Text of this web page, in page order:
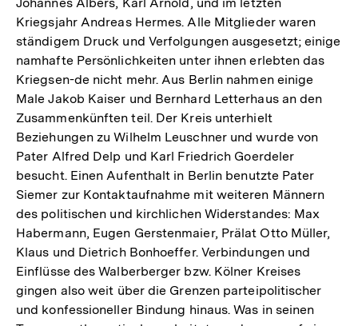
Kriegsjahr Andreas Hermes. Alle Mitglieder waren
ständigem Druck und Verfolgungen ausgesetzt; einige
namhafte Persönlichkeiten unter ihnen erlebten das
Kriegsen-de nicht mehr. Aus Berlin nahmen einige
Male Jakob Kaiser und Bernhard Letterhaus an den
Zusammenkünften teil. Der Kreis unterhielt
Beziehungen zu Wilhelm Leuschner und wurde von
Pater Alfred Delp und Karl Friedrich Goerdeler
besucht. Einen Aufenthalt in Berlin benutzte Pater
Siemer zur Kontaktaufnahme mit weiteren Männern
des politischen und kirchlichen Widerstandes: Max
Habermann, Eugen Gerstenmaier, Prälat Otto Müller,
Klaus und Dietrich Bonhoeffer. Verbindungen und
Einflüsse des Walberberger bzw. Kölner Kreises
gingen also weit über die Grenzen parteipolitischer
und konfessioneller Bindung hinaus. Was in seinen